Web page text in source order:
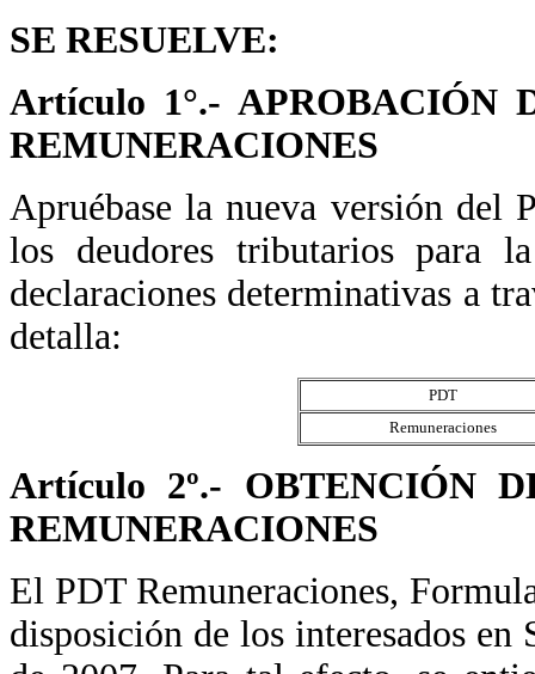
SE RESUELVE:
Artículo 1°.- APROBACIÓN
REMUNERACIONES
Apruébase la nueva versión del
los deudores tributarios para
declaraciones determinativas a
detalla:
PDT
Remuneraciones
Artículo 2º.- OBTENCIÓN
REMUNERACIONES
El PDT Remuneraciones,
disposición de los interesados